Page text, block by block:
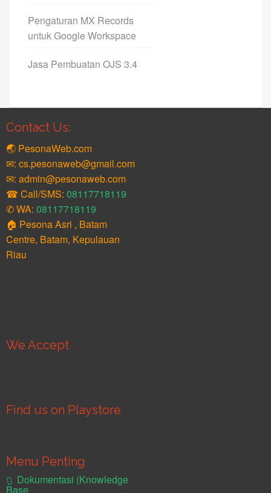
Pengaturan MX Records
untuk Google Workspace
Jasa Pembuatan OJS 3.4
Contact Us:
🌏 PesonaWeb.com
✉: cs.pesonaweb@gmail.com
✉: admin@pesonaweb.com
☎ Call/SMS: 08117718119
✆ WA: 08117718119
🏠 Pesona Asri , Batam
Centre, Batam, Kepulauan
Riau
We Accept
Find us on Playstore
Menu Penting
Dokumentasi (Knowledge
Base